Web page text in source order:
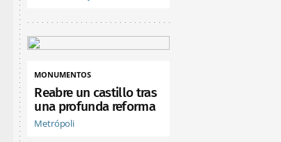
MONUMENTOS
Reabre un castillo tras
una profunda reforma
Metrópoli